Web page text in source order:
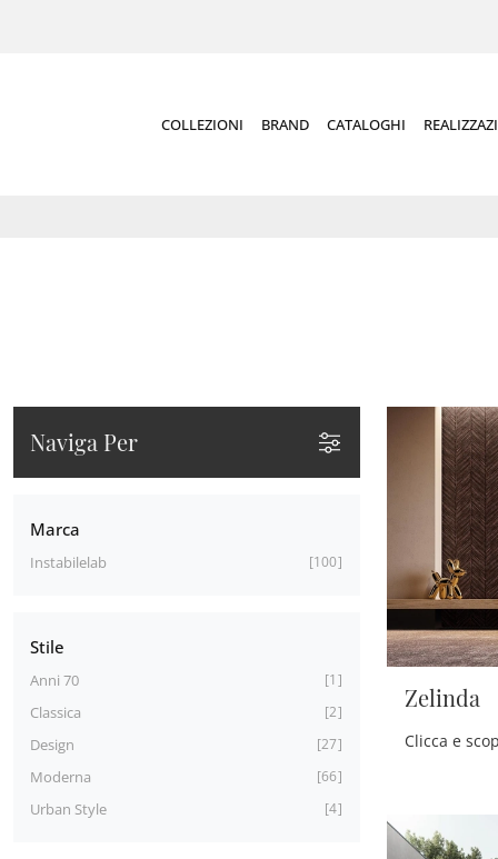
COLLEZIONI BRAND CATALOGHI
Naviga Per
Marca
Instabilelab 100
Stile
Anni 70 1
Classica 2
Design 27
Moderna 66
Urban Style 4
Zelinda